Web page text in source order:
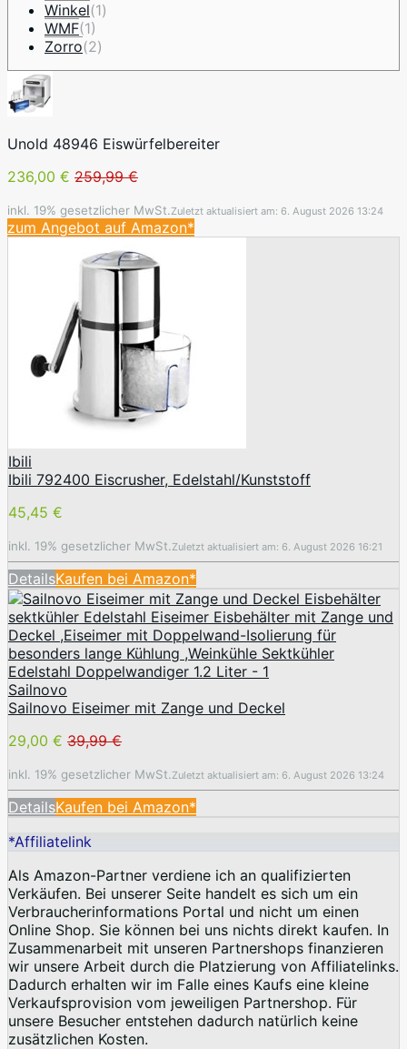
Winkel(1)
WMF(1)
Zorro(2)
Unold 48946 Eiswürfelbereiter
236,00 € 259,99 €
inkl. 19% gesetzlicher MwSt.Zuletzt aktualisiert am: 6. August 2026 13:24
zum Angebot auf Amazon*
Ibili
Ibili 792400 Eiscrusher, Edelstahl/Kunststoff
45,45 €
inkl. 19% gesetzlicher MwSt. Zuletzt aktualisiert am: 6. August 2026 16:21
DetailsKaufen bei Amazon*
Sailnovo
Sailnovo Eiseimer mit Zange und Deckel
29,00 € 39,99 €
inkl. 19% gesetzlicher MwSt. Zuletzt aktualisiert am: 6. August 2026 13:24
DetailsKaufen bei Amazon*
*Affiliatelink
Als Amazon-Partner verdiene ich an qualifizierten
Verkäufen. Bei unserer Seite handelt es sich um ein
Verbraucherinformations Portal und nicht um einen
Online Shop. Sie können bei uns nichts direkt kaufen. In
Zusammenarbeit mit unseren Partnershops finanzieren
wir unsere Arbeit durch die Platzierung von Affiliatelinks.
Dadurch erhalten wir im Falle eines Kaufs eine kleine
Verkaufsprovision vom jeweiligen Partnershop. Für
unsere Besucher entstehen dadurch natürlich keine
zusätzlichen Kosten.